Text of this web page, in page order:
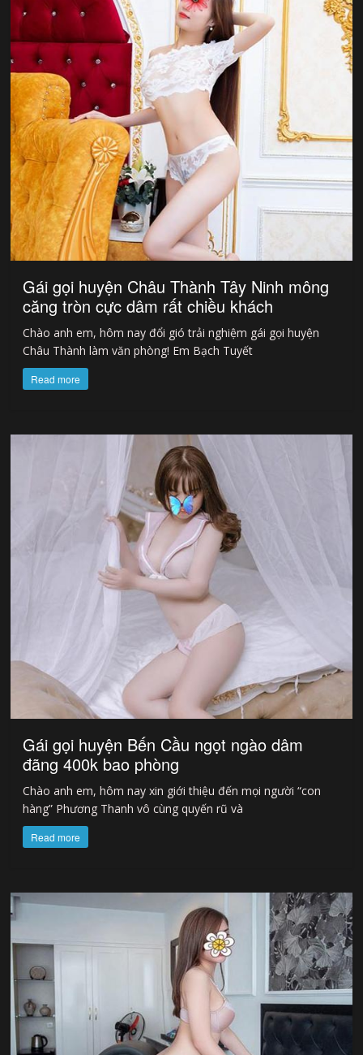
Gái gọi huyện Châu Thành Tây Ninh mông
căng tròn cực dâm rất chiều khách
Chào anh em, hôm nay đổi gió trải nghiệm gái gọi huyện
Châu Thành làm văn phòng! Em Bạch Tuyết
Read more
Gái gọi huyện Bến Cầu ngọt ngào dâm
đãng 400k bao phòng
Chào anh em, hôm nay xin giới thiệu đến mọi người “con
hàng” Phương Thanh vô cùng quyến rũ và
Read more